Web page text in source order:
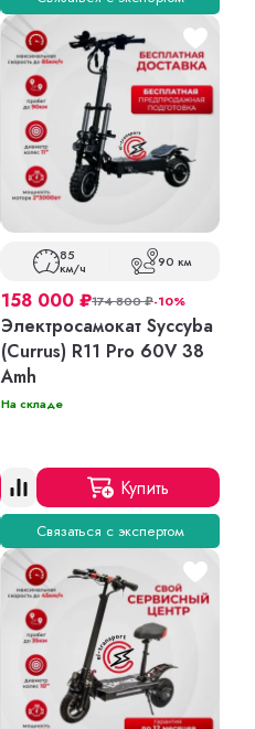
85
км/ч 90 км
158 000 ₽174 800₽-10%
Электросамокат Syccyba
(Currus) R11 Pro 60V 38
Amh
На складе
Купить
Связаться с экспертом